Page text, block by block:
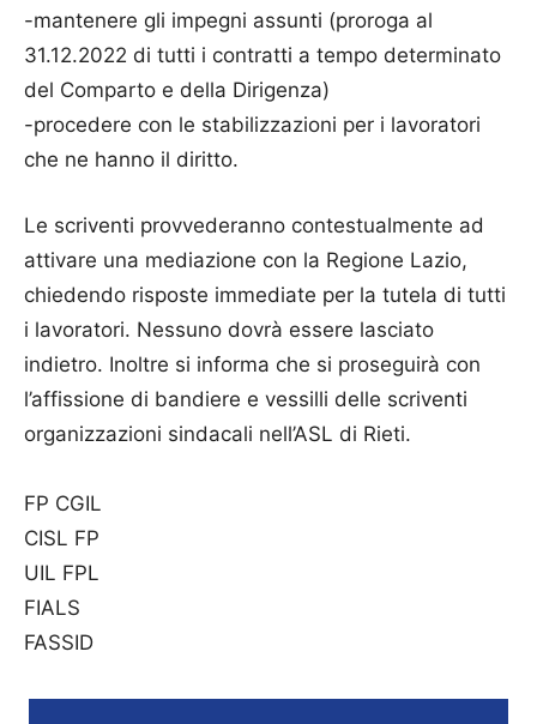
-mantenere gli impegni assunti (proroga al
31.12.2022 di tutti i contratti a tempo determinato
del Comparto e della Dirigenza)
-procedere con le stabilizzazioni per i lavoratori
che ne hanno il diritto.
Le scriventi provvederanno contestualmente ad
attivare una mediazione con la Regione Lazio,
chiedendo risposte immediate per la tutela di tutti
i lavoratori. Nessuno dovrà essere lasciato
indietro. Inoltre si informa che si proseguirà con
l’affissione di bandiere e vessilli delle scriventi
organizzazioni sindacali nell’ASL di Rieti.
FP CGIL
CISL FP
UIL FPL
FIALS
FASSID